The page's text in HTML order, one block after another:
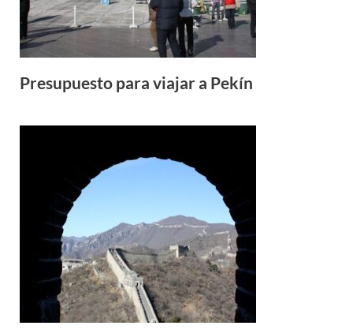
Presupuesto para viajar a Pekín